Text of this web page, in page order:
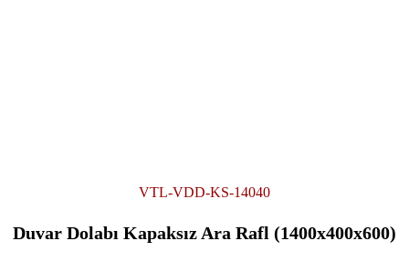
VTL-VDD-KS-14040
Duvar Dolabı Kapaksız Ara Rafl (1400x400x600)